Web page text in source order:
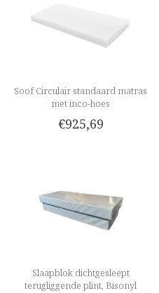
Soof Circulair standaard matras
met inco-hoes
€925,69
Slaapblok dichtgesleept
terugliggende plint, Bisonyl